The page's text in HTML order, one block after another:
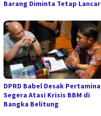
Barang Diminta Tetap Lancar
DPRD Babel Desak Pertamina
Segera Atasi Krisis BBM di
Bangka Belitung